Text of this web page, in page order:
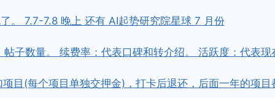
。 7.7-7.8 晚上 还有 AI起势研究院星球 7 月份
子数量。 续费率：代表口碑和转介绍。 活跃度：代表现
目(每个项目单独交押金)，打卡后退还，后面一年的项目